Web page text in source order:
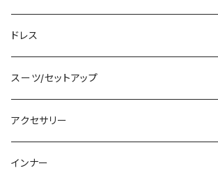
その他
チュニック
カーディガン/ボレロ
ニット/セーター
パーカー
スウェット/トレーナー
デニム
レギンス
その他
オールインワン
ロング
その他
ジャケット
その他
タンキニ
バンドゥビキニ
ワンピース
ラッシュガード
ドレス
ミニ/ショート
ミディアム/ミモレ
ロング/マキシ
スーツ/セットアップ
パンツスーツ
スカートスーツ
アクセサリー
ネックレス
インナー